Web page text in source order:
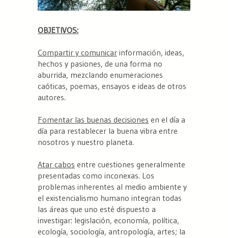
OBJETIVOS:
Compartir y comunicar información, ideas,
hechos y pasiones, de una forma no
aburrida, mezclando enumeraciones
caóticas, poemas, ensayos e ideas de otros
autores.
Fomentar las buenas decisiones en el día a
día para restablecer la buena vibra entre
nosotros y nuestro planeta.
Atar cabos entre cuestiones generalmente
presentadas como inconexas. Los
problemas inherentes al medio ambiente y
el existencialismo humano integran todas
las áreas que uno esté dispuesto a
investigar: legislación, economía, política,
ecología, sociología, antropología, artes; la